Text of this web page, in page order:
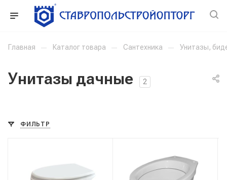
Главная — Каталог товара — Сантехника — Унитазы,
Унитазы дачные 2
ФИЛЬТР